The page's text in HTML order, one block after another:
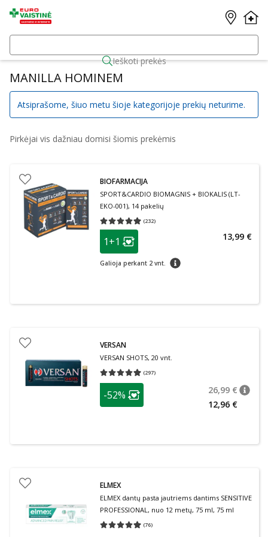
Ieškoti prekės
MANILLA HOMINEM
Atsiprašome, šiuo metu šioje kategorijoje prekių neturime.
Pirkėjai vis dažniau domisi šiomis prekėmis
BIOFARMACIJA
SPORT&CARDIO BIOMAGNIS + BIOKALIS (LT-
EKO-001), 14 pakelių
(232)
Vidutinis įvertinimas 4.93
patarimas
Lojalumo klubo narių nuolaida
1+1
Galioja perkant 2 vnt. patarimas
13,99 €
VERSAN
VERSAN SHOTS, 20 vnt.
(297)
Vidutinis įvertinimas 4.93
patarimas
Lojalumo klubo narių nuolaida
-52% 26,99 €
12,96 €
ELMEX
ELMEX dantų pasta jautriems dantims SENSITIVE
PROFESSIONAL, nuo 12 metų, 75 ml, 75 ml
(76)
Vidutinis įvertinimas 4.95